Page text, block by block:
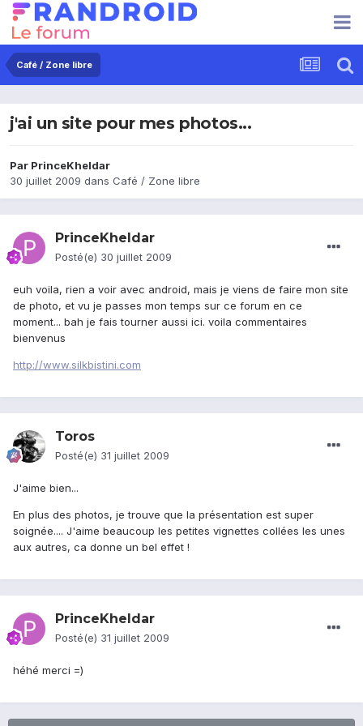
Café / Zone libre
j'ai un site pour mes photos...
Par PrinceKheldar
30 juillet 2009 dans Café / Zone libre
PrinceKheldar
Posté(e) 30 juillet 2009
euh voila, rien a voir avec android, mais je viens de faire mon site
de photo, et vu je passes mon temps sur ce forum en ce
moment... bah je fais tourner aussi ici. voila commentaires
bienvenus
http://www.silkbistini.com
Toros
Posté(e) 31 juillet 2009
J'aime bien...
En plus des photos, je trouve que la présentation est super
soignée.... J'aime beaucoup les petites vignettes collées les unes
aux autres, ca donne un bel effet !
PrinceKheldar
Posté(e) 31 juillet 2009
héhé merci =)